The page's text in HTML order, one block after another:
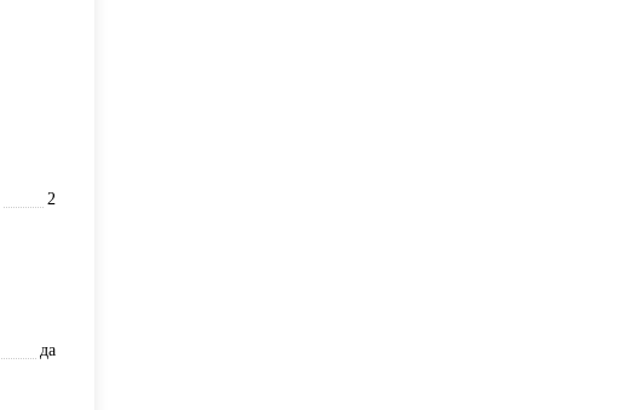
2
да